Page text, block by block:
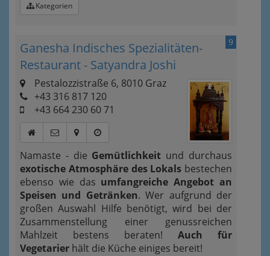
Kategorien
9
Ganesha Indisches Spezialitäten-
Restaurant - Satyandra Joshi
Pestalozzistraße 6, 8010 Graz
+43 316 817 120
+43 664 230 60 71
Namaste - die Gemütlichkeit und durchaus
exotische Atmosphäre des Lokals bestechen
ebenso wie das umfangreiche Angebot an
Speisen und Getränken. Wer aufgrund der
großen Auswahl Hilfe benötigt, wird bei der
Zusammenstellung einer genussreichen
Mahlzeit bestens beraten! Auch für
Vegetarier hält die Küche einiges bereit!